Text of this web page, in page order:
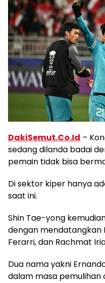
DakiSemut.Co.Id –
sedang dilanda badai
pemain tidak bisa
Di sektor kiper hanya
saat ini.
Shin Tae-yong
dengan mendatangkan
Ferarri, dan Rachmat
Dua nama yakni
dalam masa pemulihan